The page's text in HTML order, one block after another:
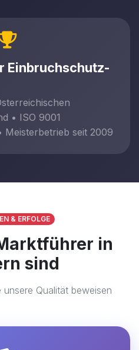
Einbruchschutz-
• ISO 9001
Meisterbetrieb seit 2009
& ERFOLGE
in
sind
Qualität beweisen